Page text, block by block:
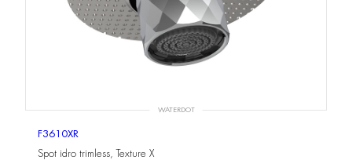
WATERDOT
F3610XR
Spot idro trimless, Texture X